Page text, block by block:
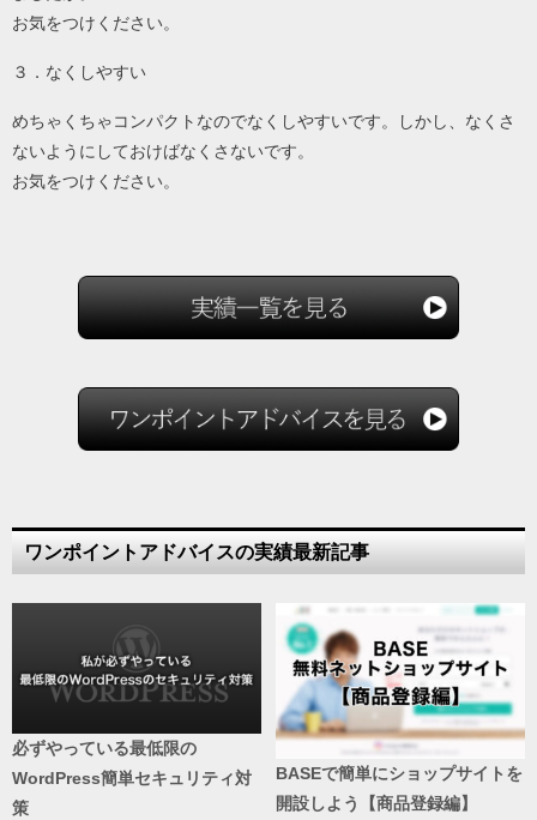
お気をつけください。
３．なくしやすい
めちゃくちゃコンパクトなのでなくしやすいです。しかし、なくさ
ないようにしておけばなくさないです。
お気をつけください。
ワンポイントアドバイスの実績最新記事
必ずやっている最低限の
WordPress簡単セキュリティ対
策
BASEで簡単にショップサイトを
開設しよう【商品登録編】